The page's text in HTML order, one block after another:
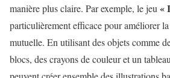
manière plus claire. Par exemple, le jeu «
particulièrement efficace pour améliorer
mutuelle. En utilisant des objets comme
blocs, des crayons de couleur et un